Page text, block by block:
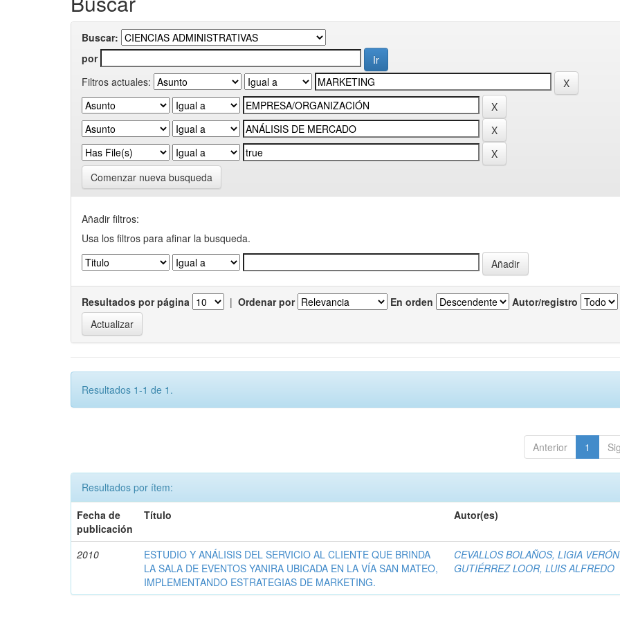
Buscar:
por
Filtros actuales:
Comenzar nueva busqueda
Añadir filtros:
Usa los filtros para afinar la busqueda.
Resultados por página | Ordenar por En orden Autor/registro
Resultados 1-1 de 1.
Anterior 1
Resultados por ítem:
Fecha de
publicación
Título Autor(es)
2010
ESTUDIO Y ANÁLISIS DEL SERVICIO AL CLIENTE QUE BRINDA
LA SALA DE EVENTOS YANIRA UBICADA EN LA VÍA SAN MATEO,
IMPLEMENTANDO ESTRATEGIAS DE MARKETING.
CEVALLOS BOLAÑOS, LIGIA
GUTIÉRREZ LOOR, LUIS ALFREDO